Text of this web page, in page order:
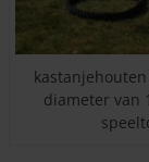
diameter van